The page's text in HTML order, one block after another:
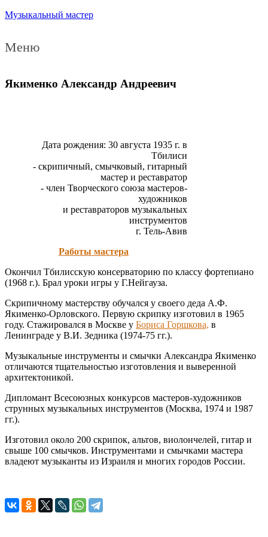
Музыкальный мастер
Меню
Якименко Александр Андреевич
Дата рождения: 30 августа 1935 г. в
Тбилиси
- скрипичный, смычковый, гитарный
мастер и реставратор
- член Творческого союза мастеров-
художников
и реставраторов музыкальных
инструментов
г. Тель-Авив
Работы мастера
Окончил Тбилисскую консерваторию по классу фортепиано
(1968 г.). Брал уроки игры у Г.Нейгауза.
Скрипичному мастерству обучался у своего деда А.Ф.
Якименко-Орловского. Первую скрипку изготовил в 1965
году. Стажировался в Москве у Бориса Горшкова, в
Ленинграде у В.И. Зедника (1974-75 гг.).
Музыкальные инструменты и смычки Александра Якименко
отличаются тщательностью изготовления и выверенной
архитектоникой.
Дипломант Всесоюзных конкурсов мастеров-художников
струнных музыкальных инструментов (Москва, 1974 и 1987
гг.).
Изготовил около 200 скрипок, альтов, виолончелей, гитар и
свыше 100 смычков. Инструментами и смычками мастера
владеют музыканты из Израиля и многих городов России.